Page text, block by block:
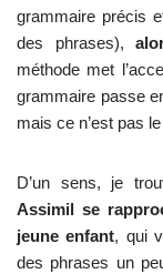
grammaire précis
des phrases),
méthode met
grammaire passe
mais ce n’est pas
D’un sens, je
Assimil se
jeune enfant, qui
des phrases un